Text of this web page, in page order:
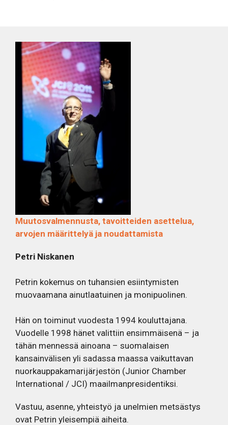
Muutosvalmennusta, tavoitteiden asettelua,
arvojen määrittelyä ja noudattamista
Petri Niskanen
Petrin kokemus on tuhansien esiintymisten
muovaamana ainutlaatuinen ja monipuolinen.
Hän on toiminut vuodesta 1994 kouluttajana.
Vuodelle 1998 hänet valittiin ensimmäisenä – ja
tähän mennessä ainoana – suomalaisen
kansainvälisen yli sadassa maassa vaikuttavan
nuorkauppakamarijärjestön (Junior Chamber
International / JCI) maailmanpresidentiksi.
Vastuu, asenne, yhteistyö ja unelmien metsästys
ovat Petrin yleisempiä aiheita.